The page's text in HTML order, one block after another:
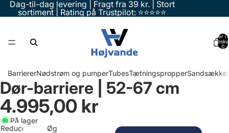
Dag-til-dag levering | Fragt fra 39 kr. | Stort
sortiment | Rating på Trustpilot: ⭐⭐⭐⭐⭐
Varer i
0
BarriererNødstrøm og pumperTubesTætningspropperSandsække
Dør-barriere | 52-67 cm
4.995,00 kr
På lager
Reducer
Øg